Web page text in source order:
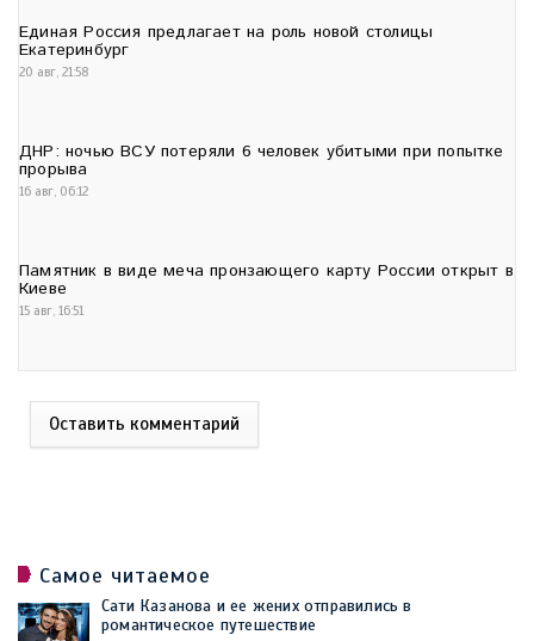
Единая Россия предлагает на роль новой столицы
Екатеринбург
20 авг, 21:58
ДНР: ночью ВСУ потеряли 6 человек убитыми при попытке
прорыва
16 авг, 06:12
Памятник в виде меча пронзающего карту России открыт в
Киеве
15 авг, 16:51
Оставить комментарий
Самое читаемое
Сати Казанова и ее жених отправились в
романтическое путешествие